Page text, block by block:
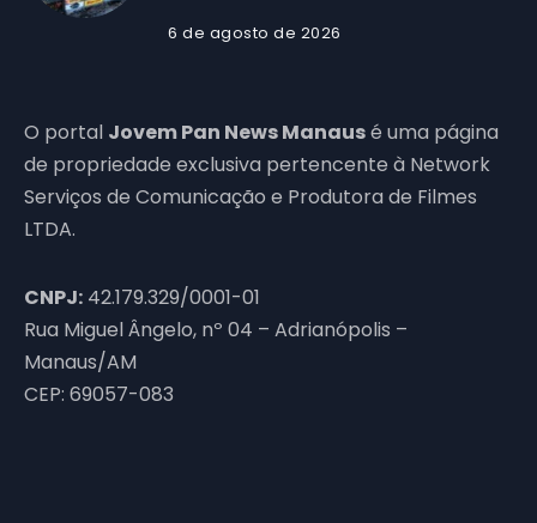
6 de agosto de 2026
O portal Jovem Pan News Manausé uma página
de propriedade exclusiva pertencente à Network
Serviços de Comunicação e Produtora de Filmes
LTDA.
CNPJ: 42.179.329/0001-01
Rua Miguel Ângelo, nº 04 – Adrianópolis –
Manaus/AM
CEP: 69057-083